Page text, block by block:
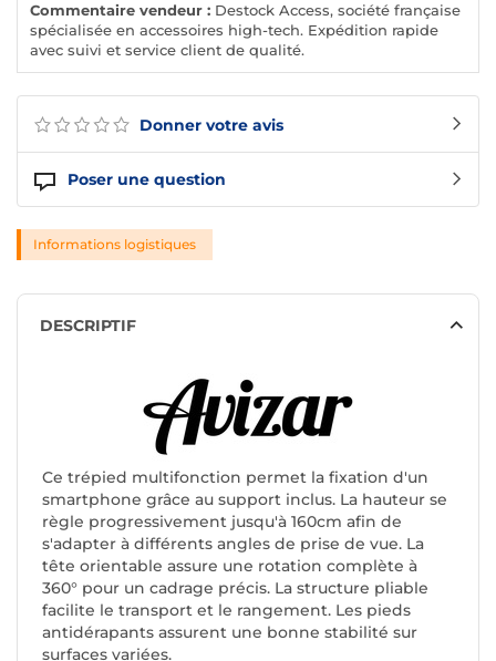
Donner votre avis
Poser une question
Commentaire vendeur : Destock Access, société française
spécialisée en accessoires high-tech. Expédition rapide
avec suivi et service client de qualité.
Informations logistiques
DESCRIPTIF
Ce trépied multifonction permet la fixation d'un
smartphone grâce au support inclus. La hauteur se
règle progressivement jusqu'à 160cm afin de
s'adapter à différents angles de prise de vue. La
tête orientable assure une rotation complète à
360° pour un cadrage précis. La structure pliable
facilite le transport et le rangement. Les pieds
antidérapants assurent une bonne stabilité sur
surfaces variées.